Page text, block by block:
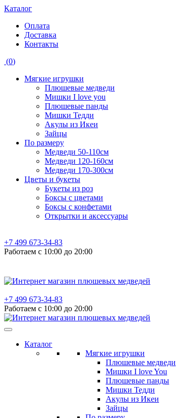
Каталог
Оплата
Доставка
Контакты
(0)
Мягкие игрушки
Плюшевые медведи
Мишки I love you
Плюшевые панды
Мишки Тедди
Акулы из Икеи
Зайцы
По размеру
Медведи 50-110см
Медведи 120-160см
Медведи 170-300см
Цветы и букеты
Букеты из роз
Боксы с цветами
Боксы с конфетами
Открытки и аксессуары
+7 499 673-34-83
Работаем с 10:00 до 20:00
+7 499 673-34-83
Работаем с 10:00 до 20:00
Каталог
Мягкие игрушки
Плюшевые медведи
Мишки I love You
Плюшевые панды
Мишки Тедди
Акулы из Икеи
Зайцы